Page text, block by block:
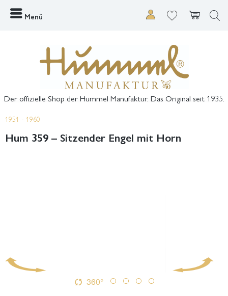
Menü
Der offizielle Shop der Hummel Manufaktur. Das Original seit 1935.
1951 - 1960
Hum 359 – Sitzender Engel mit Horn
360°